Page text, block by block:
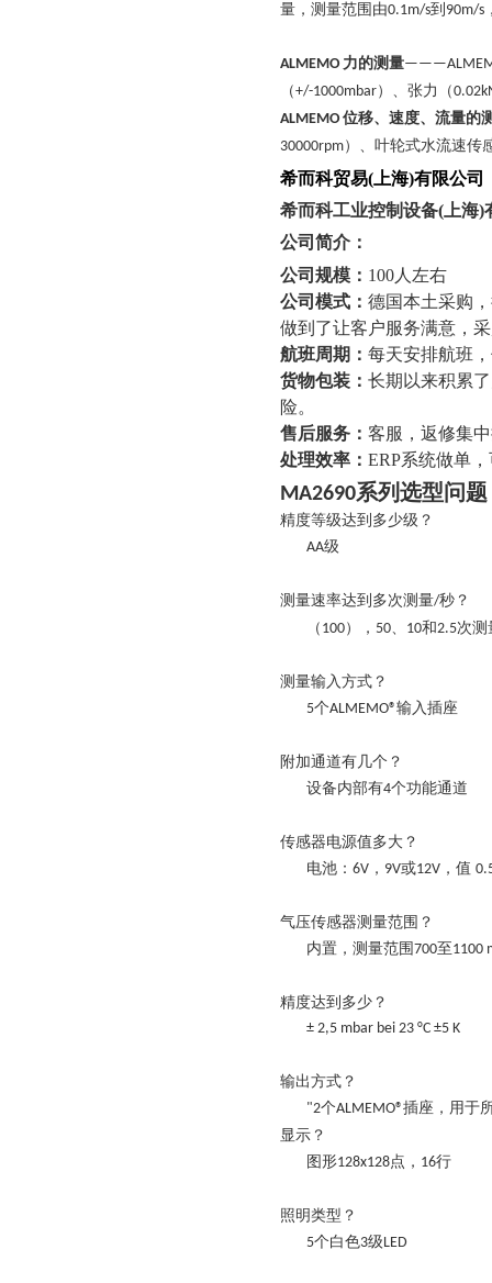
量，测量范围由0.1m/s到 90m/s
ALMEMO 力的测量
（+/-1000mbar）、张力（
ALMEMO位移、速度、流量的
30000rpm）、叶轮式水流速传
希而科贸易(上海)有限公司
希而科工业控制设备(上海)
公司简介：
公司规模： 100人左右
公司模式： 德国本土采购
做到了让客户服务满意，
航班周期： 每天安排航班
货物包装： 长期以来积累
险。
售后服务： 客服，返修集
处理效率： ERP系统做单
MA2690系列选型问题
精度等级达到多少级？
AA级
测量速率达到 多次测量/秒 ？
（ 100）， 50、 10和2.5次测
测量输入方式 ？
5个ALMEMO®输入插座
附加通道有几个 ？
设备内部有4个功能通道
传感器电源值多大？
电池： 6V ， 9V或12V ，值
气压传感器测量范围 ？
内置，测量范围 700至 1100
精度达到多少 ？
± 2,5 mbar bei 23 °C ±5 K
输出方式 ？
"2个ALMEMO®插座，用于
显示？
图形128x128点， 16行
照明类型？
5个白色3级LED